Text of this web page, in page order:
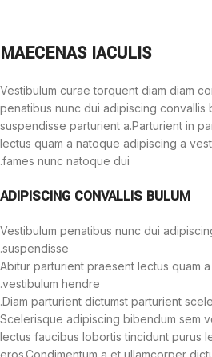
MAECENAS IACULIS
Vestibulum curae torquent diam diam
penatibus nunc dui adipiscing convallis
suspendisse parturient a.Parturient in
lectus quam a natoque adipiscing a
fames nunc natoque dui.
ADIPISCING CONVALLIS BULUM
Vestibulum penatibus nunc dui
suspendisse.
Abitur parturient praesent lectus quam
vestibulum hendre.
Diam parturient dictumst parturient
Scelerisque adipiscing bibendum sem
lectus faucibus lobortis tincidunt purus
eros.Condimentum a et ullamcorper